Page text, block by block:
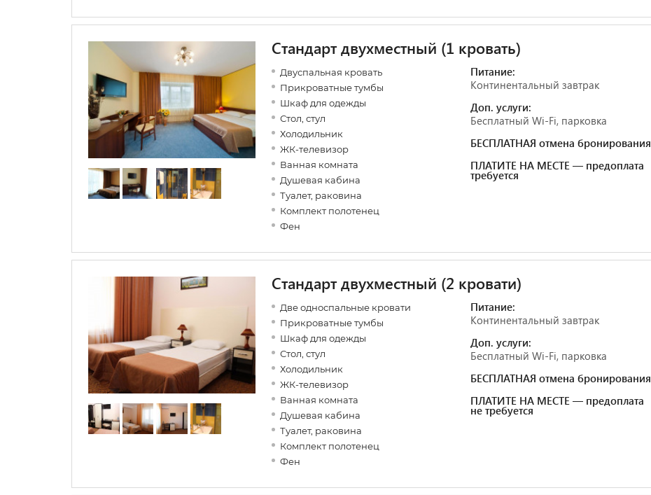
Стандарт двухместный (1 кровать)
Двуспальная кровать
Прикроватные тумбы
Шкаф для одежды
Стол, стул
Холодильник
ЖК-телевизор
Ванная комната
Душевая кабина
Туалет, раковина
Комплект полотенец
Фен
Питание:
Континентальный завтрак
Доп. услуги:
Бесплатный Wi-Fi, парковка
БЕСПЛАТНАЯ отмена бронирования
ПЛАТИТЕ НА МЕСТЕ — предоплата
требуется
Стандарт двухместный (2 кровати)
Две односпальные кровати
Прикроватные тумбы
Шкаф для одежды
Стол, стул
Холодильник
ЖК-телевизор
Ванная комната
Душевая кабина
Туалет, раковина
Комплект полотенец
Фен
Питание:
Континентальный завтрак
Доп. услуги:
Бесплатный Wi-Fi, парковка
БЕСПЛАТНАЯ отмена бронирования
ПЛАТИТЕ НА МЕСТЕ — предоплата
не требуется